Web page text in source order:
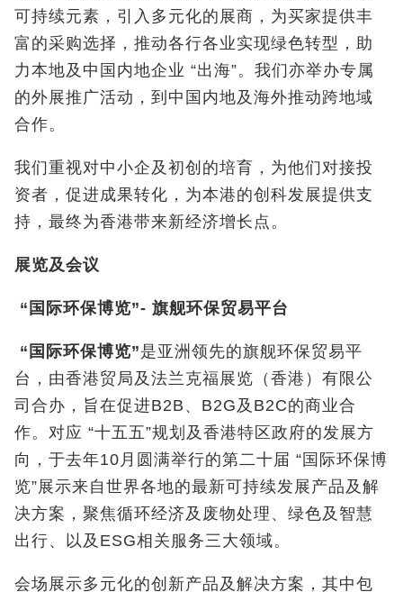
可持续元素，引入多元化的展商，为买家提供丰
富的采购选择，推动各行各业实现绿色转型，助
力本地及中国内地企业 “出海”。我们亦举办专属
的外展推广活动，到中国内地及海外推动跨地域
合作。
我们重视对中小企及初创的培育，为他们对接投
资者，促进成果转化，为本港的创科发展提供支
持，最终为香港带来新经济增长点。
展览及会议
“ 国际环保博览”- 旗舰环保贸易平台
“ 国际环保博览”是亚洲领先的旗舰环保贸易平
台，由香港贸局及法兰克福展览（香港）有限公
司合办，旨在促进B2B、B2G及B2C的商业合
作。对应 “十五五”规划及香港特区政府的发展方
向，于去年10月圆满举行的第二十届 “国际环保博
览”展示来自世界各地的最新可持续发展产品及解
决方案，聚焦循环经济及废物处理、绿色及智慧
出行、以及ESG相关服务三大领域。
会场展示多元化的创新产品及解决方案，其中包